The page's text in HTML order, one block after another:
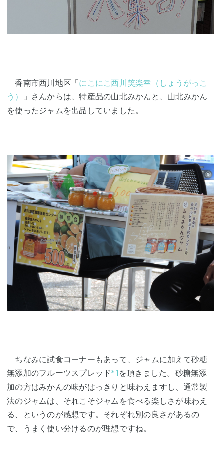
香南市西川地区「にこにこ西川笑楽幸（しょうがっこ
う）
」さんからは、特産品の山北みかんと、山北みかん
を使ったジャムを出品していました。
ちなみに試食コーナーもあって、ジャムに加えて砂糖
無添加のフルーツスプレッド*1を頂きました。砂糖無添
加の方はみかんの味がはっきりと味わえますし、通常製
法のジャムは、それこそジャムを食べる楽しさが味わえ
る、というのが感想です。それぞれ別の良さがあるの
で、うまく使い分けるのが理想ですね。